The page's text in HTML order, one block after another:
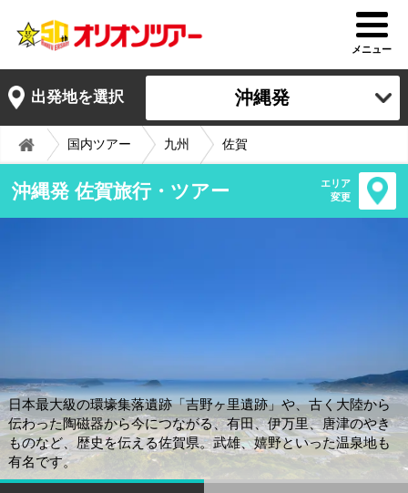
メニュー
出発地を選択 沖縄発
国内ツアー 九州 佐賀
沖縄発 佐賀旅行・ツアー
エリア
変更
日本最大級の環壕集落遺跡「吉野ヶ里遺跡」や、古く大陸から
伝わった陶磁器から今につながる、有田、伊万里、唐津のやき
ものなど、歴史を伝える佐賀県。武雄、嬉野といった温泉地も
有名です。